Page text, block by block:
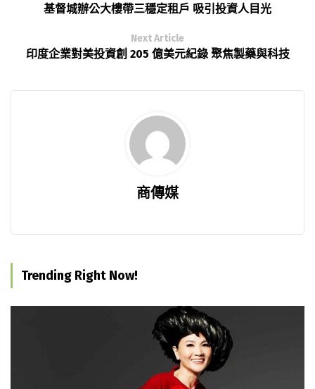
基督城辦公大樓帶三穩定租戶 吸引投資人目光
Next Article
印度企業對美投資創 205 億美元紀錄 聚焦製藥與科技
商傳媒
Trending Right Now!